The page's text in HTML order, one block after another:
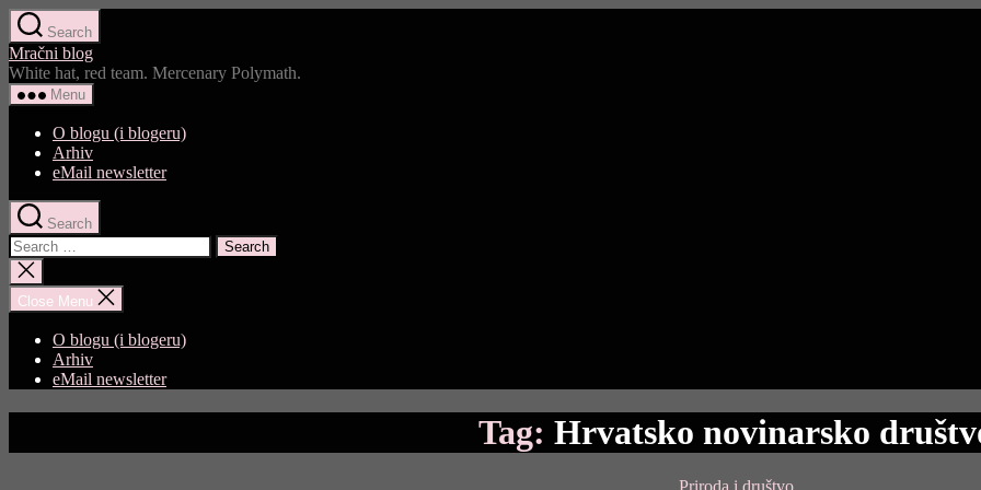
Skip
to
the
content
Search
Mračni blog
White hat, red team. Mercenary Polymath.
Menu
O blogu (i blogeru)
Arhiv
eMail newsletter
Search
Search
for:
Close
search
Close Menu
O blogu (i blogeru)
Arhiv
eMail newsletter
Tag: Hrvatsko novinarsko
Categories
Priroda i društvo